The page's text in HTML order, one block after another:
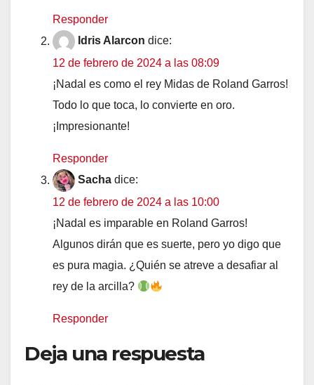
Responder
Idris Alarcon dice:
12 de febrero de 2024 a las 08:09
¡Nadal es como el rey Midas de Roland Garros!
Todo lo que toca, lo convierte en oro.
¡Impresionante!
Responder
Sacha dice:
12 de febrero de 2024 a las 10:00
¡Nadal es imparable en Roland Garros!
Algunos dirán que es suerte, pero yo digo que
es pura magia. ¿Quién se atreve a desafiar al
rey de la arcilla?
Responder
Deja una respuesta